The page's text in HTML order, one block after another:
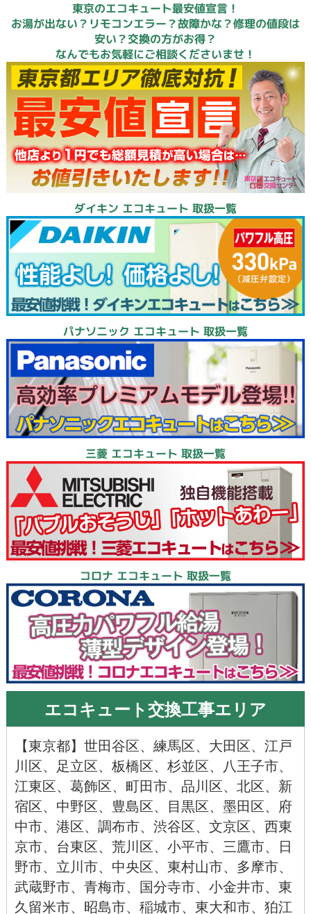
東京のエコキュート最安値宣言！
お湯が出ない？リモコンエラー？故障かな？修理の値段は
安い？交換の方がお得？
なんでもお気軽にご相談くださいませ！
ダイキン エコキュート 取扱一覧
パナソニック エコキュート 取扱一覧
三菱 エコキュート 取扱一覧
コロナ エコキュート 取扱一覧
エコキュート交換工事エリア
【東京都】 世田谷区、 練馬区、 大田区、 江戸
川区、 足立区、 板橋区、 杉並区、 八王子市、
江東区、 葛飾区、 町田市、 品川区、 北区、 新
宿区、 中野区、 豊島区、 目黒区、 墨田区、 府
中市、 港区、 調布市、 渋谷区、 文京区、 西東
京市、 台東区、 荒川区、 小平市、 三鷹市、
日
野市、 立川市、 中央区、 東村山市、 多摩市、
武蔵野市、 青梅市、 国分寺市、 小金井市、 東
久留米市、 昭島市、 稲城市、 東大和市、 狛江